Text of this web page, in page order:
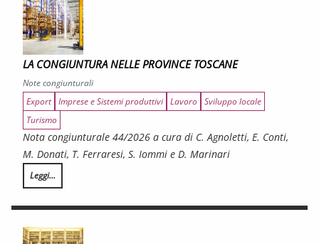
LA CONGIUNTURA NELLE PROVINCE TOSCANE
Note congiunturali
Export Imprese e Sistemi produttivi Lavoro Sviluppo locale
Turismo
Nota congiunturale 44/2026 a cura di C. Agnoletti, E. Conti,
M. Donati, T. Ferraresi, S. Iommi e D. Marinari
Leggi...
LA CONGIUNTURA NELLE PROVINCE TOSCANE